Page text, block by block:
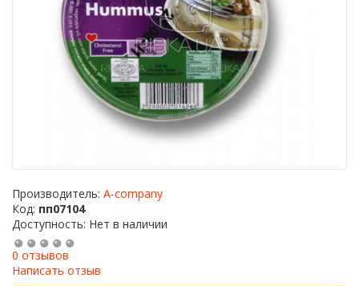
Производитель: A-company
Код: пп07104
Доступность: Нет в наличии
0 отзывов
Написать отзыв